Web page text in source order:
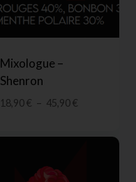
Mixologue –
Shenron
18,90€ – 45,90€